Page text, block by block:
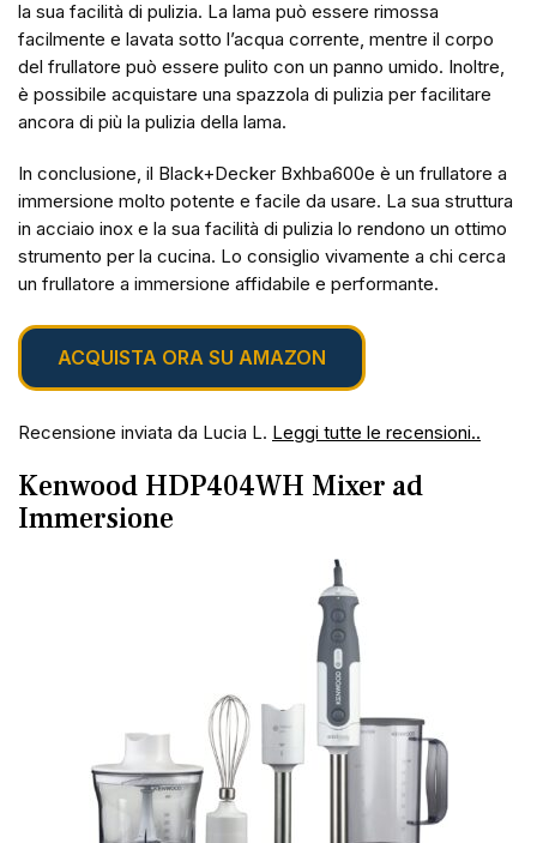
la sua facilità di pulizia. La lama può essere rimossa
facilmente e lavata sotto l’acqua corrente, mentre il corpo
del frullatore può essere pulito con un panno umido. Inoltre,
è possibile acquistare una spazzola di pulizia per facilitare
ancora di più la pulizia della lama.
In conclusione, il Black+Decker Bxhba600e è un frullatore a
immersione molto potente e facile da usare. La sua struttura
in acciaio inox e la sua facilità di pulizia lo rendono un ottimo
strumento per la cucina. Lo consiglio vivamente a chi cerca
un frullatore a immersione affidabile e performante.
ACQUISTA ORA SU AMAZON
Recensione inviata da Lucia L. Leggi tutte le recensioni..
Kenwood HDP404WH Mixer ad
Immersione